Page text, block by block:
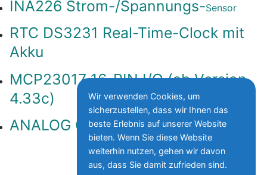
INA226 Strom-/Spannungs-Sensor
RTC DS3231 Real-Time-Clock mit
Akku
MCP23017 16-PIN I/O (ab Version
4.33c)
ANALOG GPIO mit Spannungsteiler
Wir verwenden Cookies, um
sicherzustellen, dass wir Ihnen das
beste Erlebnis auf unserer Website
bieten. Wenn Sie diese Website
weiterhin nutzen, gehen wir davon
aus, dass Sie damit zufrieden sind.